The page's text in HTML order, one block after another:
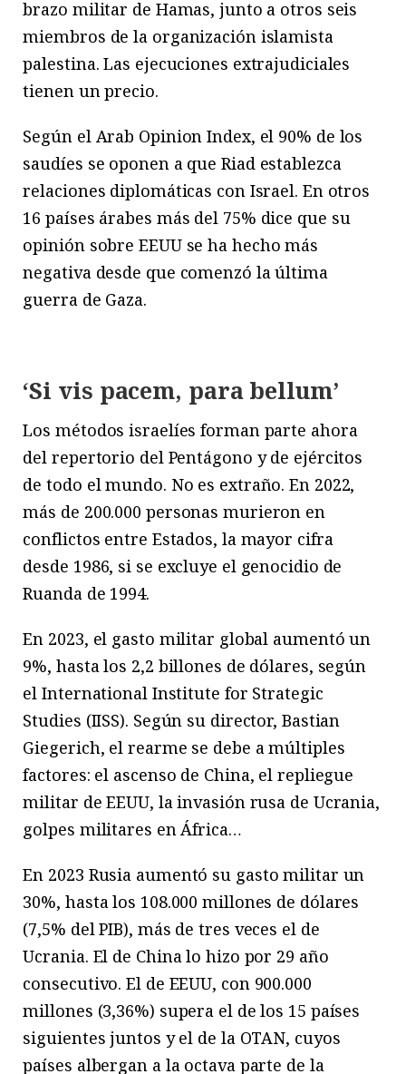
brazo militar de Hamas, junto a otros seis
miembros de la organización islamista
palestina. Las ejecuciones extrajudiciales
tienen un precio.
Según el Arab Opinion Index, el 90% de los
saudíes se oponen a que Riad establezca
relaciones diplomáticas con Israel. En otros
16 países árabes más del 75% dice que su
opinión sobre EEUU se ha hecho más
negativa desde que comenzó la última
guerra de Gaza.
‘Si vis pacem, para bellum’
Los métodos israelíes forman parte ahora
del repertorio del Pentágono y de ejércitos
de todo el mundo. No es extraño. En 2022,
más de 200.000 personas murieron en
conflictos entre Estados, la mayor cifra
desde 1986, si se excluye el genocidio de
Ruanda de 1994.
En 2023, el gasto militar global aumentó un
9%, hasta los 2,2 billones de dólares, según
el International Institute for Strategic
Studies (IISS). Según su director, Bastian
Giegerich, el rearme se debe a múltiples
factores: el ascenso de China, el repliegue
militar de EEUU, la invasión rusa de Ucrania,
golpes militares en África…
En 2023 Rusia aumentó su gasto militar un
30%, hasta los 108.000 millones de dólares
(7,5% del PIB), más de tres veces el de
Ucrania. El de China lo hizo por 29 año
consecutivo. El de EEUU, con 900.000
millones (3,36%) supera el de los 15 países
siguientes juntos y el de la OTAN, cuyos
países albergan a la octava parte de la